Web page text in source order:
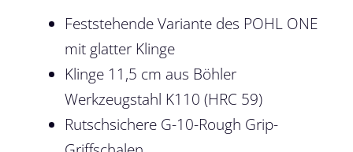
Feststehende Variante des POHL ONE
mit glatter Klinge
Klinge 11,5 cm aus Böhler
Werkzeugstahl K110 (HRC 59)
Rutschsichere G-10-Rough Grip-